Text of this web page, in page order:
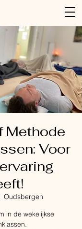
Methode
Voor
Oudsbergen
in de wekelijkse